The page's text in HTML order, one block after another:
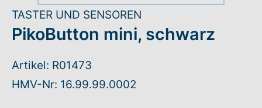
Hilfe + Kontakt
Newsletter
Beratungsanfrage
TASTER UND SENSOREN
PikoButton mini, schwarz
Artikel: R01473
HMV-Nr: 16.99.99.0002